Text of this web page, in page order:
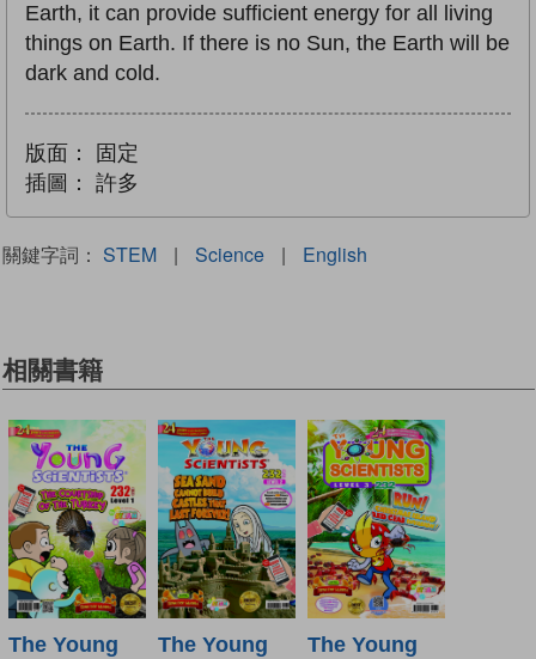
Earth, it can provide sufficient energy for all living
things on Earth. If there is no Sun, the Earth will be
dark and cold.
版面：
固定
插圖：
許多
關鍵字詞： STEM | Science | English
相關書籍
The Young
The Young
The Young